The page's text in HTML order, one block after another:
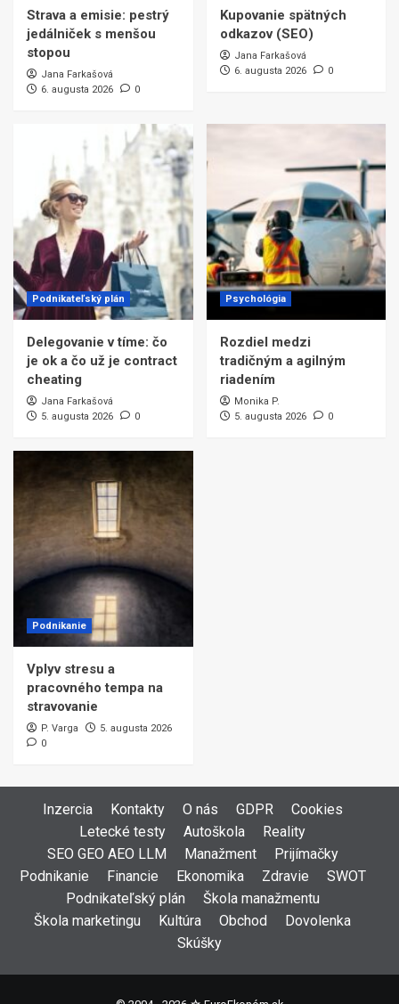
Strava a emisie: pestrý
jedálniček s menšou
stopou
Jana Farkašová
6. augusta 2026
0
Kupovanie spätných
odkazov (SEO)
Jana Farkašová
6. augusta 2026
0
Podnikateľský plán
Delegovanie v tíme: čo
je ok a čo už je contract
cheating
Jana Farkašová
5. augusta 2026
0
Psychológia
Rozdiel medzi
tradičným a agilným
riadením
Monika P.
5. augusta 2026
0
Podnikanie
Vplyv stresu a
pracovného tempa na
stravovanie
P. Varga
5. augusta 2026
0
Inzercia Kontakty O nás GDPR
Cookies
Letecké testy
Autoškola
Reality
SEO GEO AEO LLM
Manažment
Prijímačky
Podnikanie
Financie Ekonomika Zdravie
SWOT
Podnikateľský plán
Škola manažmentu
Škola marketingu
Kultúra Obchod
Dovolenka
Skúšky